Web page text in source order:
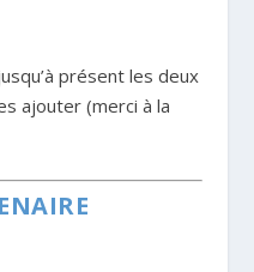
présent les deux
ajouter (merci à la